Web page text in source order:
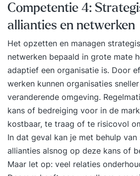
Brevet voor Business &
Deze is niet inbegrepen. Voorkennis Het niveau is
MBO/HBO en voorkennis is niet
benodigd.Basiskennis van AI,
is een voordeel, maar niet
Certificaat Na afronding van de
een Dimensions Training
deelnamebewijs uitgereikt. Onze klanten Unilever,
T-mobile, Philips, CocaCola,
Allianz, Vodafone Ziggo,
Ecco, Group 2000, PAC,
Twinsense, Total Reality,
Gebroeders Kok, Eco Result,
Competentie 4:
allianties en netwerken
Het opzetten en managen
netwerken bepaald in grote mate
adaptief een organisatie is. Door
werken kunnen organisaties
veranderende omgeving.
kans of bedreiging voor in de
kostbaar, te traag of te risicovol
In dat geval kan je met behulp
allianties alsnog op deze kans of
Maar let op: veel relaties